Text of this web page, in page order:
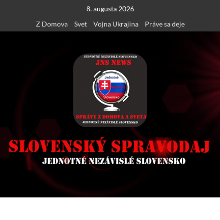
content
8. augusta 2026
Z Domova
Svet Vojna Ukrajina Práve sa deje